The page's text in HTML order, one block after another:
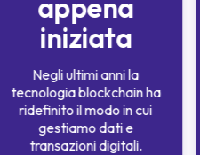
iniziata
Negli ultimi anni la
tecnologia blockchain ha
ridefinito il modo in cui
gestiamo dati e
transazioni digitali.